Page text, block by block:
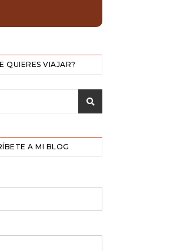
QUIERES VIAJAR?
A MI BLOG